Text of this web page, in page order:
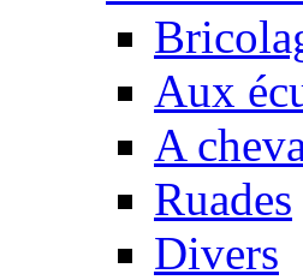
Aux
A
Ruades
Divers